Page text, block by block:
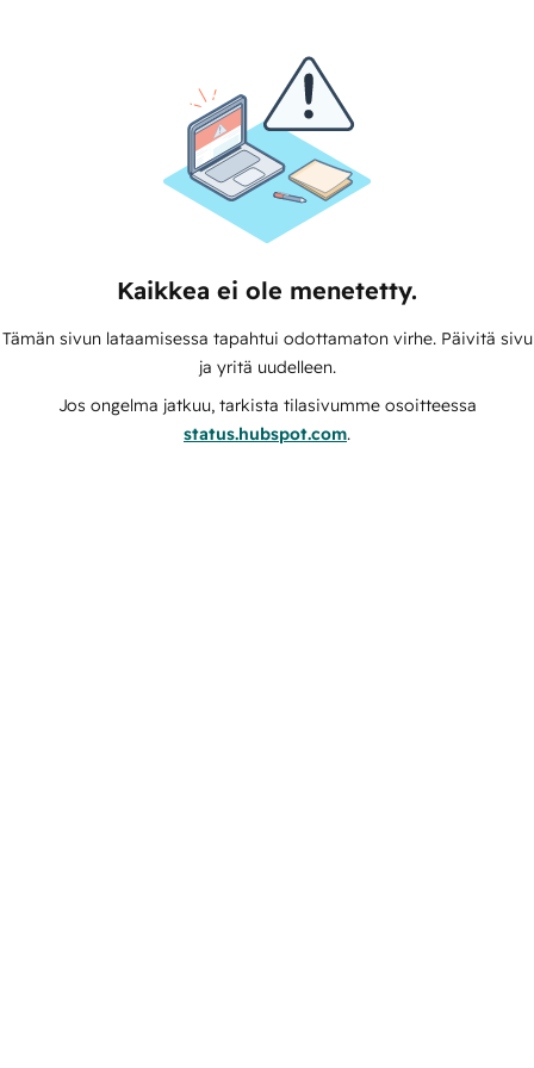
Kaikkea ei ole menetetty.
Tämän sivun lataamisessa tapahtui odottamaton virhe. Päivitä sivu
ja yritä uudelleen.
Jos ongelma jatkuu, tarkista tilasivumme osoitteessa
status.hubspot.com.